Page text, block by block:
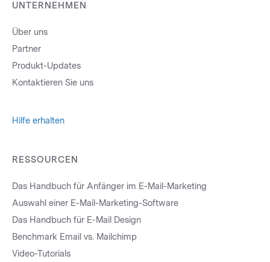
UNTERNEHMEN
Über uns
Partner
Produkt-Updates
Kontaktieren Sie uns
Hilfe erhalten
RESSOURCEN
Das Handbuch für Anfänger im E-Mail-Marketing
Auswahl einer E-Mail-Marketing-Software
Das Handbuch für E-Mail Design
Benchmark Email vs. Mailchimp
Video-Tutorials